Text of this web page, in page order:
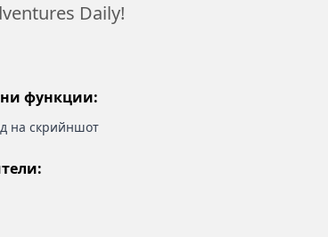
Daily!
функции:
на скрийншот